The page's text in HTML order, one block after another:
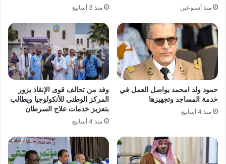
منذ أسبوعين منذ 3 أسابيع
حمود ولد امحمد يواصل العمل في
خدمة المساجد وتجهيزها
منذ 4 أسابيع
وفد من تحالف قوى الإنقاذ يزور
المركز الوطني للأنكولوجيا ويطالب
بتعزيز خدمات علاج السرطان
منذ 4 أسابيع